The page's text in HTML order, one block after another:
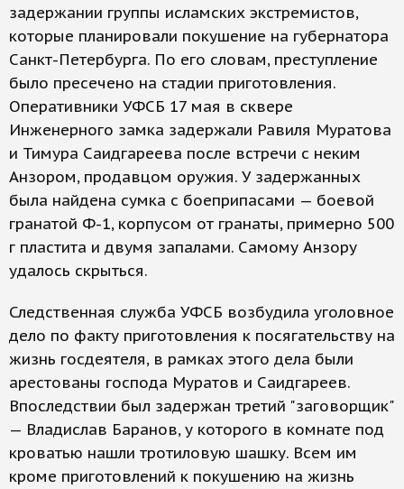
задержании группы исламских экстремистов,
которые планировали покушение на губернатора
Санкт-Петербурга. По его словам, преступление
было пресечено на стадии приготовления.
Оперативники УФСБ 17 мая в сквере
Инженерного замка задержали Равиля Муратова
и Тимура Саидгареева после встречи с неким
Анзором, продавцом оружия. У задержанных
была найдена сумка с боеприпасами — боевой
гранатой Ф-1, корпусом от гранаты, примерно 500
г пластита и двумя запалами. Самому Анзору
удалось скрыться.
Следственная служба УФСБ возбудила уголовное
дело по факту приготовления к посягательству на
жизнь госдеятеля, в рамках этого дела были
арестованы господа Муратов и Саидгареев.
Впоследствии был задержан третий "заговорщик"
— Владислав Баранов, у которого в комнате под
кроватью нашли тротиловую шашку. Всем им
кроме приготовлений к покушению на жизнь